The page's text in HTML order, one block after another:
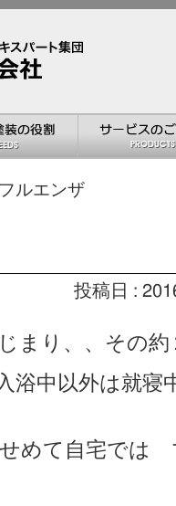
ルエンザ
投稿日 :
まり、、その約
中以外は就寝
て自宅では